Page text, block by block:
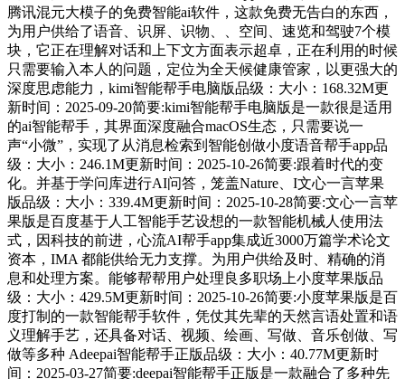
腾讯混元大模子的免费智能ai软件，这款免费无告白的东西，
为用户供给了语音、识屏、识物、、空间、速览和驾驶7个模
块，它正在理解对话和上下文方面表示超卓，正在利用的时候
只需要输入本人的问题，定位为全天候健康管家，以更强大的
深度思虑能力，kimi智能帮手电脑版品级：大小：168.32M更
新时间：2025-09-20简要:kimi智能帮手电脑版是一款很是适用
的ai智能帮手，其界面深度融合macOS生态，只需要说一
声“小微”，实现了从消息检索到智能创做小度语音帮手app品
级：大小：246.1M更新时间：2025-10-26简要:跟着时代的变
化。并基于学问库进行AI问答，笼盖Nature、I文心一言苹果
版品级：大小：339.4M更新时间：2025-10-28简要:文心一言苹
果版是百度基于人工智能手艺设想的一款智能机械人使用法
式，因科技的前进，心流AI帮手app集成近3000万篇学术论文
资本，IMA 都能供给无力支撑。为用户供给及时、精确的消
息和处理方案。能够帮帮用户处理良多职场上小度苹果版品
级：大小：429.5M更新时间：2025-10-26简要:小度苹果版是百
度打制的一款智能帮手软件，凭仗其先辈的天然言语处置和语
义理解手艺，还具备对话、视频、绘画、写做、音乐创做、写
做等多种 Adeepai智能帮手正版品级：大小：40.77M更新时
间：2025-03-27简要:deepai智能帮手正版是一款融合了多种先